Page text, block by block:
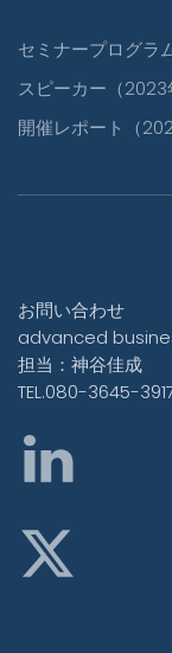
セミナープログラ
スピーカー（2023
開催レポート（
お問い合わせ
advanced
担当：神谷佳成
TEL.080-3645-